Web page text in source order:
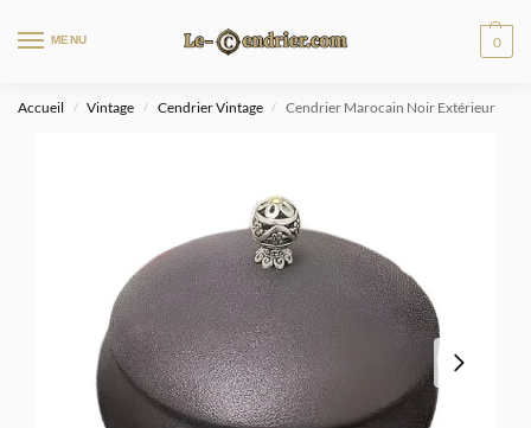
MENU 0
Accueil / Vintage / Cendrier Vintage / Cendrier Marocain Noir Extérieur